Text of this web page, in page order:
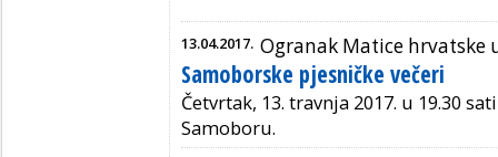
13.04.2017. Ogranak Matice hrvatske
Samoborske pjesničke večeri
Četvrtak, 13. travnja 2017. u 19.30
Samoboru.